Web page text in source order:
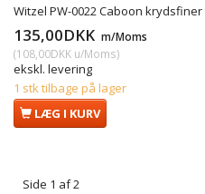
Witzel PW-0022 Caboon krydsfiner
135,00DKK m/Moms
(108,00DKK u/Moms)
ekskl. levering
1 stk tilbage på lager
LÆG I KURV
Side 1 af 2